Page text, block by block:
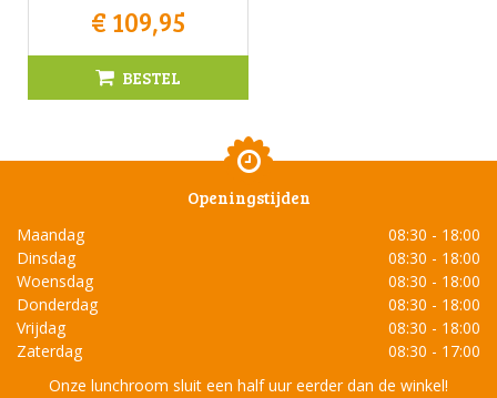
€ 109,95
BESTEL
Openingstijden
Maandag
08:30 - 18:00
Dinsdag
08:30 - 18:00
Woensdag
08:30 - 18:00
Donderdag
08:30 - 18:00
Vrijdag
08:30 - 18:00
Zaterdag
08:30 - 17:00
Onze lunchroom sluit een half uur eerder dan de winkel!